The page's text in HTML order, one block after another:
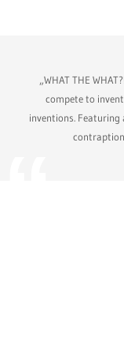
„WHAT THE
compete to
inventions.